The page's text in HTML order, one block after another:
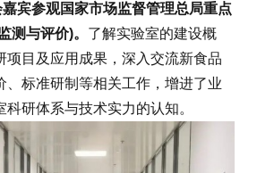
参观国家市场监督管理总局重点
测与评价)。 了解实验室的建设概
项目及应用成果，深入交流新食品
、标准研制等相关工作，增进了业
研体系与技术实力的认知。